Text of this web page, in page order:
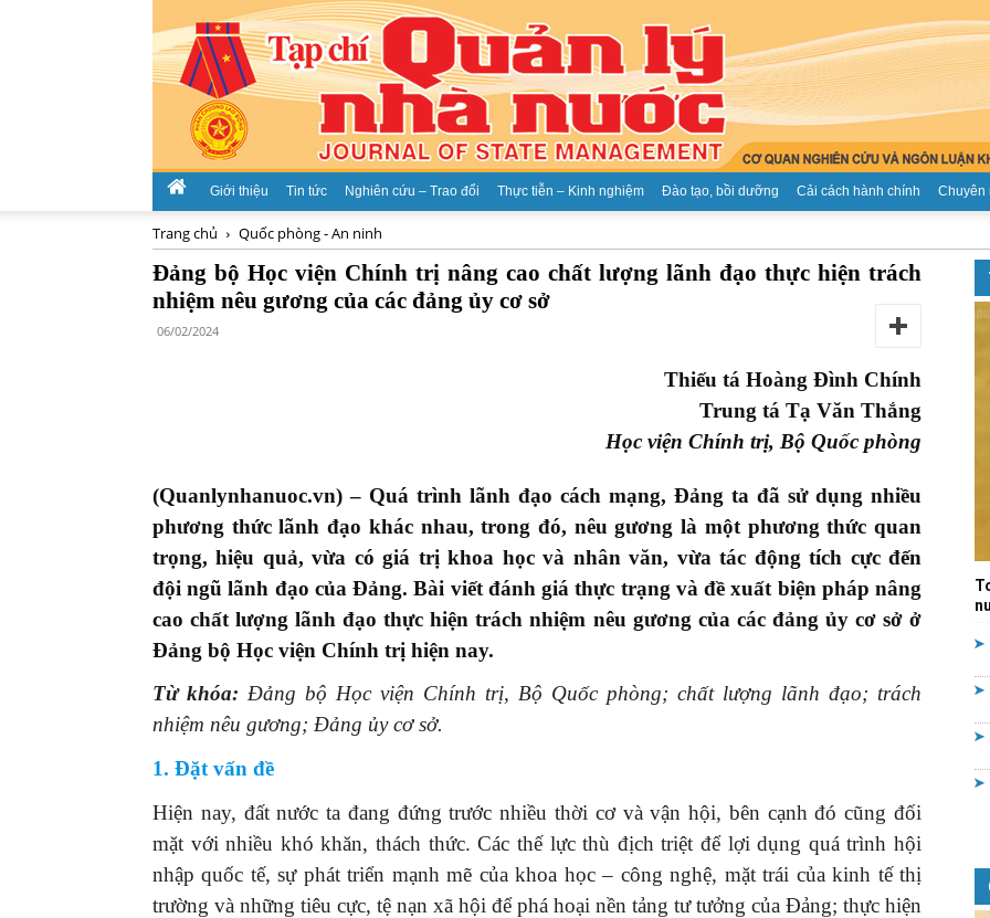
chí
Quản
nhà
Giới thiệu Tin tức Nghiên cứu – Trao đổi Thực tiễn – Kinh nghiệm Đào tạo, bồi dưỡng Cải cách hành chính Chuyên
Trang chủ Quốc phòng - An ninh
Đảng bộ Học viện Chính trị nâng cao chất lượng lãnh đạo thực hiện trách
nhiệm nêu gương của các đảng ủy cơ sở
06/02/2024
Thiếu tá Hoàng Đình Chính
Trung tá Tạ Văn Thắng
Học viện Chính trị, Bộ Quốc phòng
(Quanlynhanuoc.vn) – Quá trình lãnh đạo cách mạng, Đảng ta đã sử dụng nhiều
phương thức lãnh đạo khác nhau, trong đó, nêu gương là một phương thức quan
trọng, hiệu quả, vừa có giá trị khoa học và nhân văn, vừa tác động tích cực đến
đội ngũ lãnh đạo của Đảng. Bài viết đánh giá thực trạng và đề xuất biện pháp nâng
cao chất lượng lãnh đạo thực hiện trách nhiệm nêu gương của các đảng ủy cơ sở ở
Đảng bộ Học viện Chính trị hiện nay.
Từ khóa: Đảng bộ Học viện Chính trị, Bộ Quốc phòng; chất lượng lãnh đạo; trách
nhiệm nêu gương; Đảng ủy cơ sở.
1. Đặt vấn đề
Hiện nay, đất nước ta đang đứng trước nhiều thời cơ và vận hội, bên cạnh đó cũng đối
mặt với nhiều khó khăn, thách thức. Các thế lực thù địch triệt để lợi dụng quá trình hội
nhập quốc tế, sự phát triển mạnh mẽ của khoa học – công nghệ, mặt trái của kinh tế thị
trường và những tiêu cực, tệ nạn xã hội để phá hoại nền tảng tư tưởng của Đảng; thực hiện